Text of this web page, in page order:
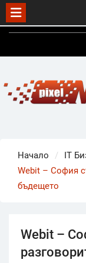
Skip
Начало IT
Webit – София
бъдещето
Webit –